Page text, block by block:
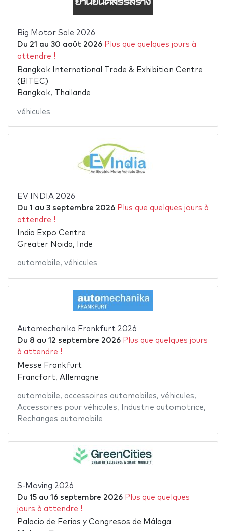
Big Motor Sale 2026
Du 21 au 30 août 2026 Plus que quelques jours à
attendre !
Bangkok International Trade & Exhibition Centre
(BITEC)
Bangkok, Thailande
véhicules
EV INDIA 2026
Du 1 au 3 septembre 2026 Plus que quelques jours à
attendre !
India Expo Centre
Greater Noida, Inde
automobile, véhicules
Automechanika Frankfurt 2026
Du 8 au 12 septembre 2026 Plus que quelques jours
à attendre !
Messe Frankfurt
Francfort, Allemagne
automobile, accessoires automobiles, véhicules,
Accessoires pour véhicules, Industrie automotrice,
Rechanges automobile
S-Moving 2026
Du 15au 16 septembre 2026 Plus que quelques
jours à attendre !
Palacio de Ferias y Congresos de Málaga